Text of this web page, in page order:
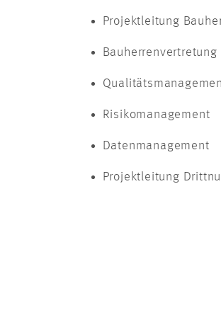
Projektleitung
Bauherrenvertretung
Risikomanagement
Datenmanagement
Projektleitung